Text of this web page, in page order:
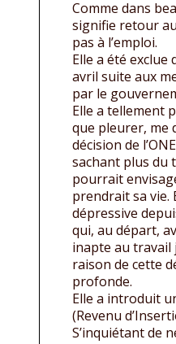
Comme dans
signifie retour
pas à l’emploi.
Elle a été exclue
avril suite aux
par le
Elle a tellement
que pleurer, me
décision de
sachant plus du
pourrait
prendrait sa vie.
dépressive
qui, au départ,
inapte au travail
raison de cette
profonde.
Elle a introduit
(Revenu
S’inquiétant de